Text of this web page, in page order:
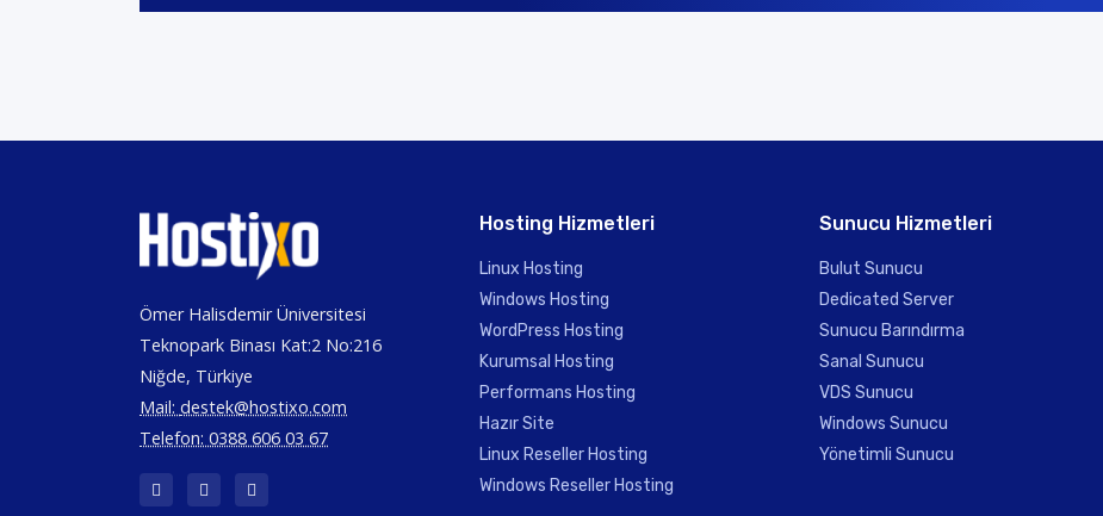
Ömer Halisdemir Üniversitesi
Teknopark Binası Kat:2 No:216
Niğde, Türkiye
Mail: destek@hostixo.com
Telefon: 0388 606 03 67
Hosting Hizmetleri
Linux Hosting
Windows Hosting
WordPress Hosting
Kurumsal Hosting
Performans Hosting
Hazır Site
Linux Reseller Hosting
Windows Reseller Hosting
Sunucu Hizmetleri
Bulut Sunucu
Dedicated Server
Sunucu Barındırma
Sanal Sunucu
VDS Sunucu
Windows Sunucu
Yönetimli Sunucu